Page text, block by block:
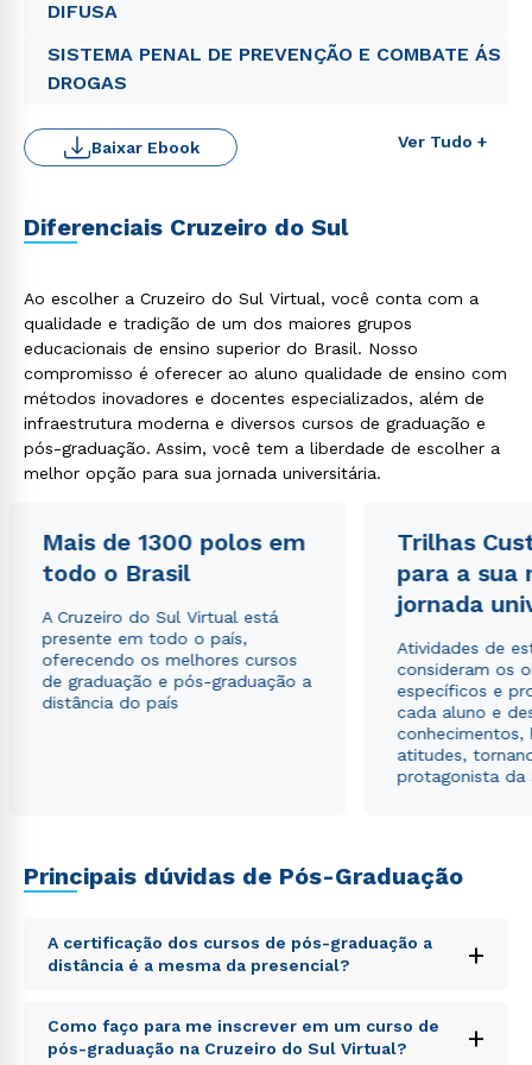
DIFUSA
SISTEMA PENAL DE PREVENÇÃO E COMBATE ÁS
DROGAS
Ver Tudo +
Baixar Ebook
Diferenciais Cruzeiro do Sul
Ao escolher a Cruzeiro do Sul Virtual, você conta com a
qualidade e tradição de um dos maiores grupos
educacionais de ensino superior do Brasil. Nosso
compromisso é oferecer ao aluno qualidade de ensino com
métodos inovadores e docentes especializados, além de
infraestrutura moderna e diversos cursos de graduação e
pós-graduação. Assim, você tem a liberdade de escolher a
melhor opção para sua jornada universitária.
Mais de 1300 polos em
todo o Brasil
A Cruzeiro do Sul Virtual está
presente em todo o país,
oferecendo os melhores cursos
de graduação e pós-graduação a
distância do país
Trilhas
para a sua
jornada
Atividades de
consideram os
específicos e
cada aluno e
conhecimentos,
atitudes,
protagonista da
Principais dúvidas de Pós-Graduação
A certificação dos cursos de pós-graduação a
distância é a mesma da presencial?
+
Sed ut perspiciatis unde omnis iste natus error sit
voluptatem accusantium doloremque laudantium,
Como faço para me inscrever em um curso de
pós-graduação na Cruzeiro do Sul Virtual?
+
Rápido e fácil
WhatsApp
ou
Política de Privacidade.
autorizo que meus dados sejam utilizados para o
envio de conteúdos da Cruzeiro do Sul.